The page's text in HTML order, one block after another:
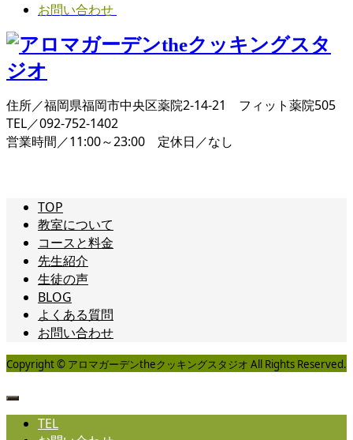
お問い合わせ
住所／福岡県福岡市中央区薬院2-14-21 フィット薬院505
TEL／092-752-1402
営業時間／11:00～23:00 定休日／なし
TOP
教室について
コースと料金
先生紹介
生徒の声
BLOG
よくある質問
お問い合わせ
Copyright © アロマガーデンtheクッキングスタジオ All Rights Reserved.
TEL